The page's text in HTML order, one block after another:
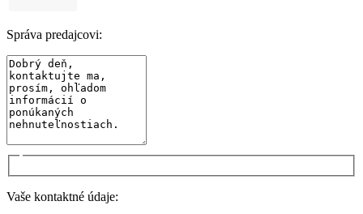
Správa predajcovi:
Vaše kontaktné údaje: